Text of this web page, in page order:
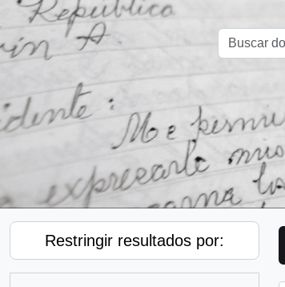
Restringir resultados por: